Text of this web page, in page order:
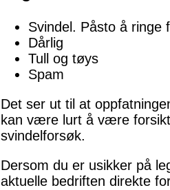
Svindel. Påsto å ringe
Dårlig
Tull og tøys
Spam
Det ser ut til at
kan være lurt å være
svindelforsøk.
Dersom du er usikker på
aktuelle bedriften direkte